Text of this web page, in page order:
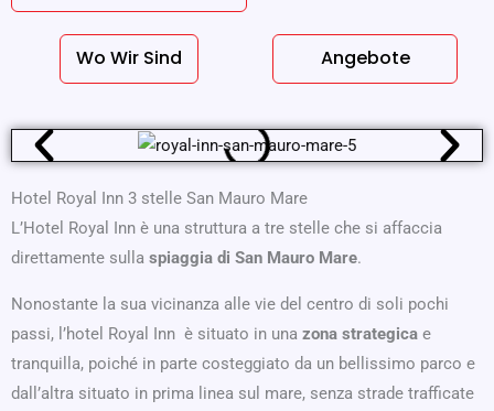
Wo Wir Sind Angebote
Hotel Royal Inn 3 stelle San Mauro Mare
L’Hotel Royal Inn è una struttura a tre stelle che si affaccia
direttamente sulla spiaggia di San Mauro Mare.
Nonostante la sua vicinanza alle vie del centro di soli pochi
passi, l’hotel Royal Inn è situato in una zona strategica e
tranquilla, poiché in parte costeggiato da un bellissimo parco e
dall’altra situato in prima linea sul mare, senza strade trafficate